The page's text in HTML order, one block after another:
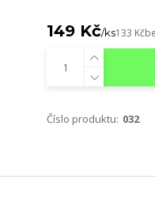
149 Kč/ks133 Kč
Číslo produktu: 032